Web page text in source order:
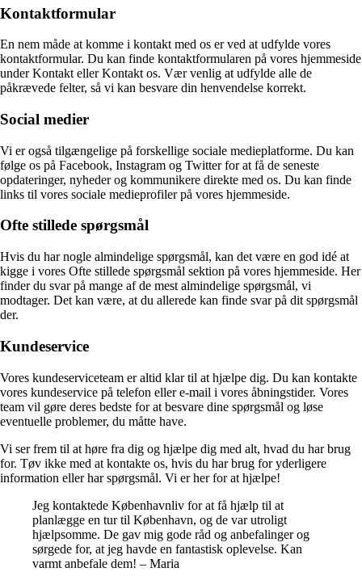
Kontaktformular
En nem måde at komme i kontakt med os er ved at udfylde vores
kontaktformular. Du kan finde kontaktformularen på vores hjemmeside
under Kontakt eller Kontakt os. Vær venlig at udfylde alle de
påkrævede felter, så vi kan besvare din henvendelse korrekt.
Social medier
Vi er også tilgængelige på forskellige sociale medieplatforme. Du kan
følge os på Facebook, Instagram og Twitter for at få de seneste
opdateringer, nyheder og kommunikere direkte med os. Du kan finde
links til vores sociale medieprofiler på vores hjemmeside.
Ofte stillede spørgsmål
Hvis du har nogle almindelige spørgsmål, kan det være en god idé at
kigge i vores Ofte stillede spørgsmål sektion på vores hjemmeside. Her
finder du svar på mange af de mest almindelige spørgsmål, vi
modtager. Det kan være, at du allerede kan finde svar på dit spørgsmål
der.
Kundeservice
Vores kundeserviceteam er altid klar til at hjælpe dig. Du kan kontakte
vores kundeservice på telefon eller e-mail i vores åbningstider. Vores
team vil gøre deres bedste for at besvare dine spørgsmål og løse
eventuelle problemer, du måtte have.
Vi ser frem til at høre fra dig og hjælpe dig med alt, hvad du har brug
for. Tøv ikke med at kontakte os, hvis du har brug for yderligere
information eller har spørgsmål. Vi er her for at hjælpe!
Jeg kontaktede Københavnliv for at få hjælp til at
planlægge en tur til København, og de var utroligt
hjælpsomme. De gav mig gode råd og anbefalinger og
sørgede for, at jeg havde en fantastisk oplevelse. Kan
varmt anbefale dem! – Maria